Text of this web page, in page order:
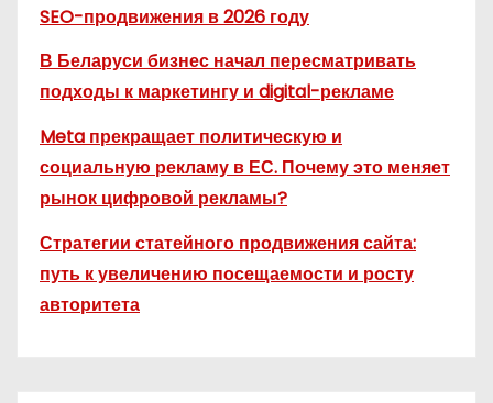
SEO-продвижения в 2026 году
В Беларуси бизнес начал пересматривать
подходы к маркетингу и digital-рекламе
Meta прекращает политическую и
социальную рекламу в ЕС. Почему это меняет
рынок цифровой рекламы?
Стратегии статейного продвижения сайта:
путь к увеличению посещаемости и росту
авторитета